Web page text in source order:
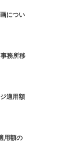
につい
務所移
適用額
用額の